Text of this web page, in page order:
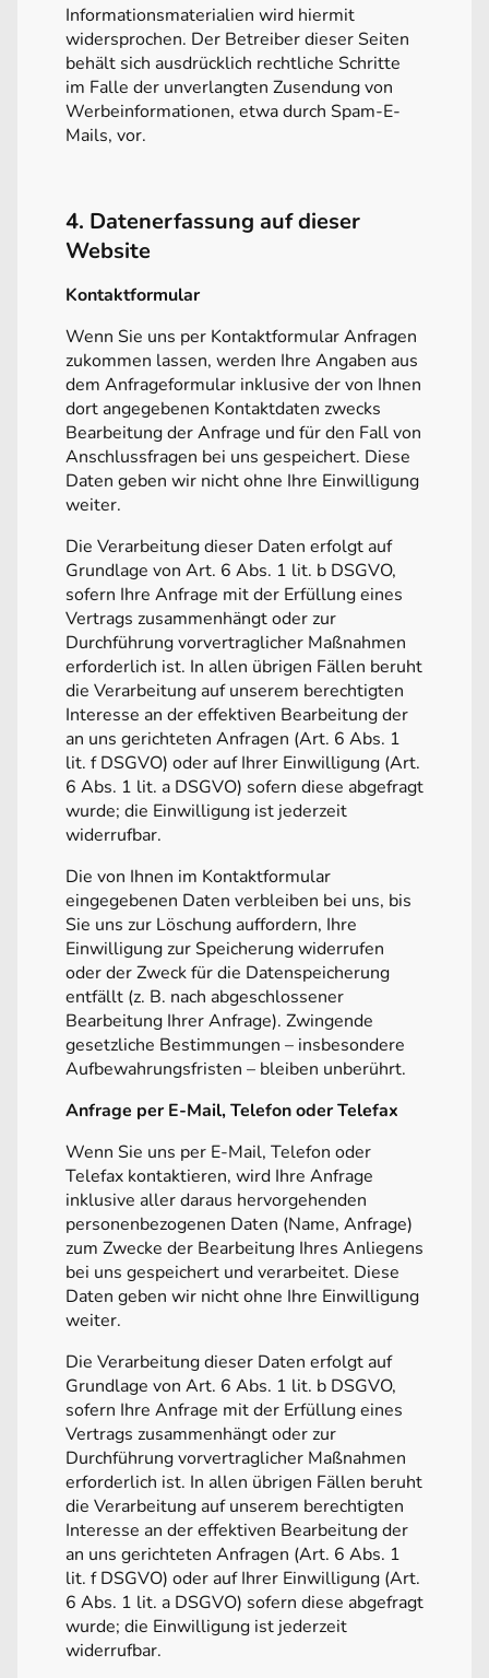
Informationsmaterialien wird hiermit
widersprochen. Der Betreiber dieser Seiten
behält sich ausdrücklich rechtliche Schritte
im Falle der unverlangten Zusendung von
Werbeinformationen, etwa durch Spam-E-
Mails, vor.
4. Datenerfassung auf dieser
Website
Kontaktformular
Wenn Sie uns per Kontaktformular Anfragen
zukommen lassen, werden Ihre Angaben aus
dem Anfrageformular inklusive der von Ihnen
dort angegebenen Kontaktdaten zwecks
Bearbeitung der Anfrage und für den Fall von
Anschlussfragen bei uns gespeichert. Diese
Daten geben wir nicht ohne Ihre Einwilligung
weiter.
Die Verarbeitung dieser Daten erfolgt auf
Grundlage von Art. 6 Abs. 1 lit. b DSGVO,
sofern Ihre Anfrage mit der Erfüllung eines
Vertrags zusammenhängt oder zur
Durchführung vorvertraglicher Maßnahmen
erforderlich ist. In allen übrigen Fällen beruht
die Verarbeitung auf unserem berechtigten
Interesse an der effektiven Bearbeitung der
an uns gerichteten Anfragen (Art. 6 Abs. 1
lit. f DSGVO) oder auf Ihrer Einwilligung (Art.
6 Abs. 1 lit. a DSGVO) sofern diese abgefragt
wurde; die Einwilligung ist jederzeit
widerrufbar.
Die von Ihnen im Kontaktformular
eingegebenen Daten verbleiben bei uns, bis
Sie uns zur Löschung auffordern, Ihre
Einwilligung zur Speicherung widerrufen
oder der Zweck für die Datenspeicherung
entfällt (z. B. nach abgeschlossener
Bearbeitung Ihrer Anfrage). Zwingende
gesetzliche Bestimmungen – insbesondere
Aufbewahrungsfristen – bleiben unberührt.
Anfrage per E-Mail, Telefon oder Telefax
Wenn Sie uns per E-Mail, Telefon oder
Telefax kontaktieren, wird Ihre Anfrage
inklusive aller daraus hervorgehenden
personenbezogenen Daten (Name, Anfrage)
zum Zwecke der Bearbeitung Ihres Anliegens
bei uns gespeichert und verarbeitet. Diese
Daten geben wir nicht ohne Ihre Einwilligung
weiter.
Die Verarbeitung dieser Daten erfolgt auf
Grundlage von Art. 6 Abs. 1 lit. b DSGVO,
sofern Ihre Anfrage mit der Erfüllung eines
Vertrags zusammenhängt oder zur
Durchführung vorvertraglicher Maßnahmen
erforderlich ist. In allen übrigen Fällen beruht
die Verarbeitung auf unserem berechtigten
Interesse an der effektiven Bearbeitung der
an uns gerichteten Anfragen (Art. 6 Abs. 1
lit. f DSGVO) oder auf Ihrer Einwilligung (Art.
6 Abs. 1 lit. a DSGVO) sofern diese abgefragt
wurde; die Einwilligung ist jederzeit
widerrufbar.